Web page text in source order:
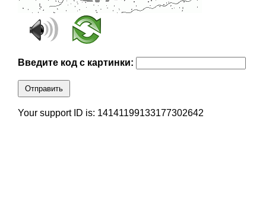
Введите код с картинки:
Отправить
Your support ID is: 14141199133177302642